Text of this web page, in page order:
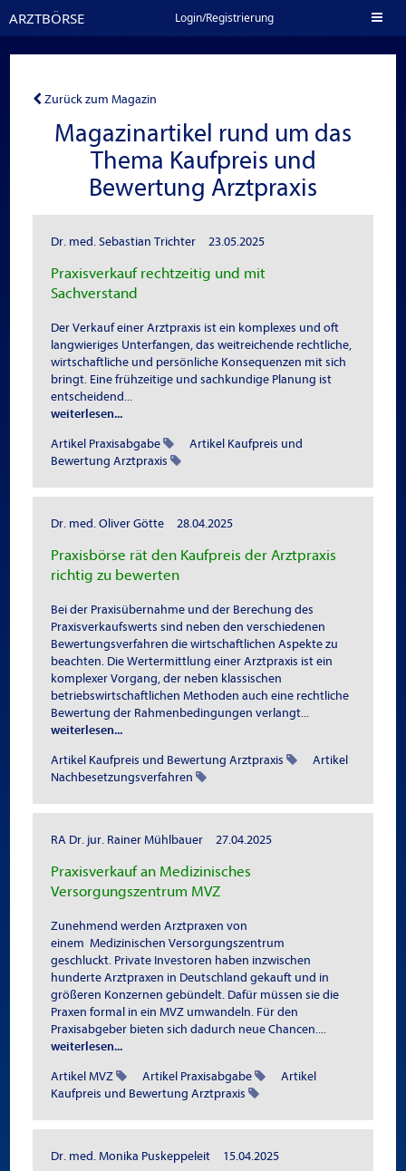
ARZTBÖRSE Login/Registrierung
Zurück zum Magazin
Magazinartikel rund um das
Thema Kaufpreis und
Bewertung Arztpraxis
Dr. med. Sebastian Trichter 23.05.2025
Praxisverkauf rechtzeitig und mit
Sachverstand
Der Verkauf einer Arztpraxis ist ein komplexes und oft
langwieriges Unterfangen, das weitreichende rechtliche,
wirtschaftliche und persönliche Konsequenzen mit sich
bringt. Eine frühzeitige und sachkundige Planung ist
entscheidend...
weiterlesen...
Artikel Praxisabgabe
Artikel Kaufpreis und
Bewertung Arztpraxis
Dr. med. Oliver Götte 28.04.2025
Praxisbörse rät den Kaufpreis der Arztpraxis
richtig zu bewerten
Bei der Praxisübernahme und der Berechung des
Praxisverkaufswerts sind neben den verschiedenen
Bewertungsverfahren die wirtschaftlichen Aspekte zu
beachten. Die Wertermittlung einer Arztpraxis ist ein
komplexer Vorgang, der neben klassischen
betriebswirtschaftlichen Methoden auch eine rechtliche
Bewertung der Rahmenbedingungen verlangt...
weiterlesen...
Artikel Kaufpreis und Bewertung Arztpraxis
Artikel
Nachbesetzungsverfahren
RA Dr. jur. Rainer Mühlbauer 27.04.2025
Praxisverkauf an Medizinisches
Versorgungszentrum MVZ
Zunehmend werden Arztpraxen von
einem Medizinischen Versorgungszentrum
geschluckt. Private Investoren haben inzwischen
hunderte Arztpraxen in Deutschland gekauft und in
größeren Konzernen gebündelt. Dafür müssen sie die
Praxen formal in ein MVZ umwandeln. Für den
Praxisabgeber bieten sich dadurch neue Chancen....
weiterlesen...
Artikel MVZ
Artikel Praxisabgabe
Artikel
Kaufpreis und Bewertung Arztpraxis
Dr. med. Monika Puskeppeleit 15.04.2025